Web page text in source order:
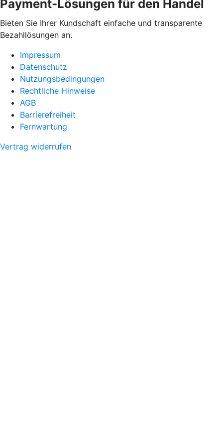
Payment-Lösungen für den Handel
Bieten Sie Ihrer Kundschaft einfache und transparente
Bezahllösungen an.
Impressum
Datenschutz
Nutzungsbedingungen
Rechtliche Hinweise
AGB
Barrierefreiheit
Fernwartung
Vertrag widerrufen